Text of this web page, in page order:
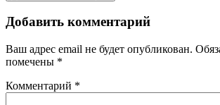
Добавить комментарий
Ваш адрес email не будет опубликован.
помечены *
Комментарий *